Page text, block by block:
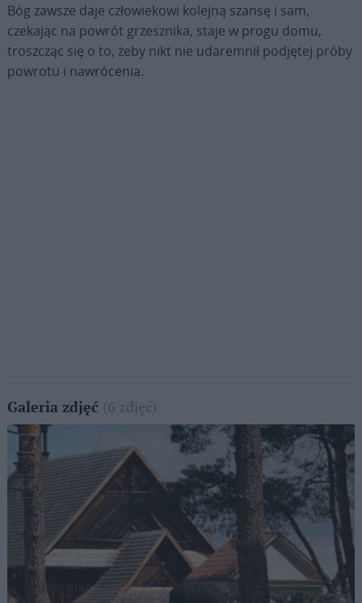
Bóg zawsze daje człowiekowi kolejną szansę i sam,
czekając na powrót grzesznika, staje w progu domu,
troszcząc się o to, żeby nikt nie udaremnił podjętej próby
powrotu i nawrócenia.
Galeria zdjęć (6 zdjęć)